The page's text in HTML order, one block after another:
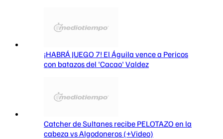
¡HABRÁ JUEGO 7! El Águila vence a Pericos
con batazos del 'Cacao' Valdez
Catcher de Sultanes recibe PELOTAZO en la
cabeza vs Algodoneros (+Video)